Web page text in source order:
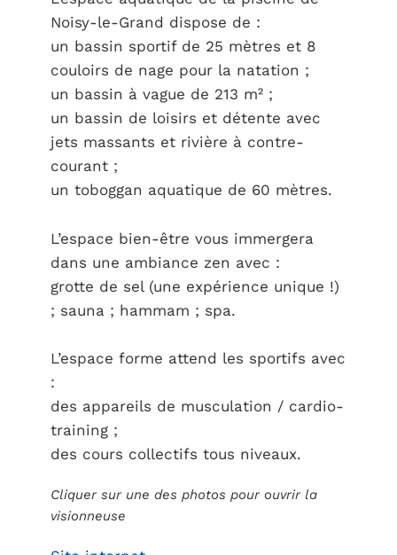
Noisy-le-Grand dispose de :
un bassin sportif de 25 mètres et 8
couloirs de nage pour la natation ;
un bassin à vague de 213 m² ;
un bassin de loisirs et détente avec
jets massants et rivière à contre-
courant ;
un toboggan aquatique de 60 mètres.
L’espace bien-être vous immergera
dans une ambiance zen avec :
grotte de sel (une expérience unique !)
; sauna ; hammam ; spa.
L’espace forme attend les sportifs avec
:
des appareils de musculation / cardio-
training ;
des cours collectifs tous niveaux.
Cliquer sur une des photos pour ouvrir la
visionneuse